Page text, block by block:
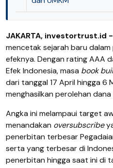
JAKARTA, investortrust.id -
mencetak sejarah baru
efeknya. Dengan rating AAA
Efek Indonesia, masa book
dari tanggal 17 April hingga 6
menghasilkan perolehan dana
Angka ini melampaui target
menandakan oversubscribe
penerbitan terbesar
serta yang terbesar di
penerbitan hingga saat ini di